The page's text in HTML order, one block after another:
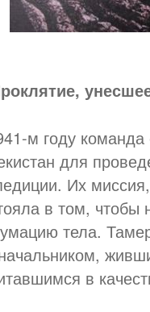
м году команда
для
Их
в том, чтобы
тела.
в